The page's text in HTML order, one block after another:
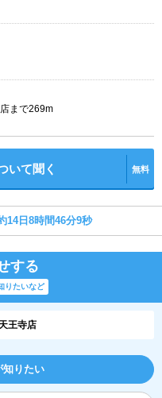
まで269m
いて聞く 無料
14日8時間46分8秒
する
りたいなど
王寺店
知りたい